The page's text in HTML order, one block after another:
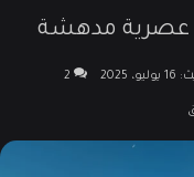
عصرية مدهشة
2025
2